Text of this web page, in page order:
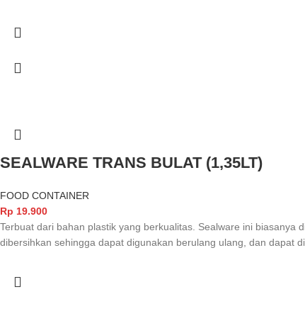
SEALWARE TRANS BULAT (1,35LT)
FOOD CONTAINER
Rp 19.900
Terbuat dari bahan plastik yang berkualitas. Sealware ini
dibersihkan sehingga dapat digunakan berulang ulang, dan dapat